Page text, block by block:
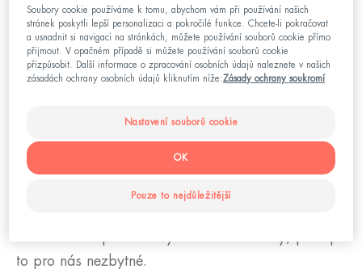
Osobní údaje o vás můžeme získat také od třetích
stran (např. z profilů na sociálních sítích, pokud jste
přihlášeni do své členské zóny pomocí účtu sociální
III. Účely zpracování osobních údajů
to pro nás nezbytné.
Soubory cookie používáme k tomu, abychom vám při používání našich
stránek poskytli lepší personalizaci a pokročilé funkce. Chcete-li pokračovat
a usnadnit si navigaci na stránkách, můžete používání souborů cookie přímo
přijmout. V opačném případě si můžete používání souborů cookie
přizpůsobit. Další informace o zpracování osobních údajů naleznete v našich
zásadách ochrany osobních údajů kliknutím níže:Zásady ochrany soukromí
Nastavení souborů cookie
Pouze to nejdůležitější
OK